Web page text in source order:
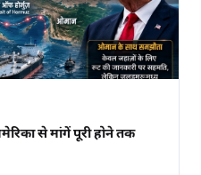
से मांगें पूरी होने तक